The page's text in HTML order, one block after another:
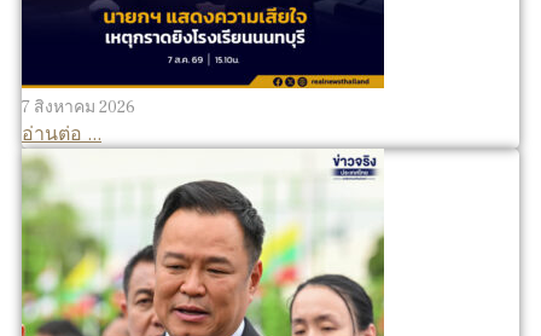
7 สิงหาคม 2026
อ่านต่อ ...